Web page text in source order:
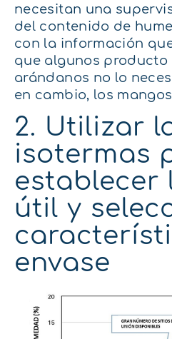
necesitan una
del contenido de
con la información
que algunos producto
arándanos no lo
en cambio, los
2. Utilizar
isotermas
establecer
útil y
envase